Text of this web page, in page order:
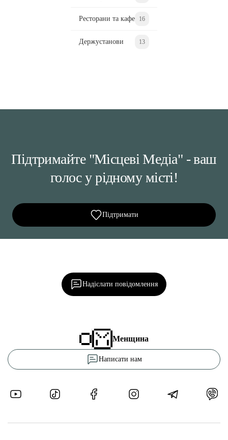
Ресторани та кафе 16
Держустанови 13
Підтримайте "Місцеві Медіа" - ваш
голос у рідному місті!
Підтримати
Надіслати повідомлення
Менщина
Написати нам